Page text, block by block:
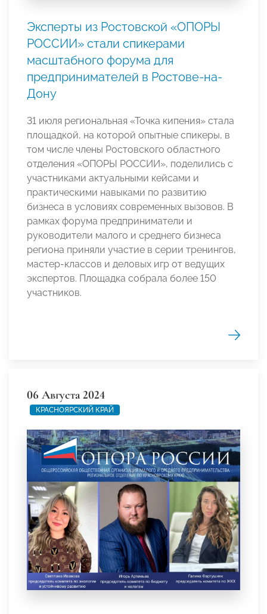
Эксперты из Ростовской «ОПОРЫ
РОССИИ» стали спикерами
масштабного форума для
предпринимателей в Ростове-на-
Дону
31 июля региональная «Точка кипения» стала
площадкой, на которой опытные спикеры, в
том числе члены Ростовского областного
отделения «ОПОРЫ РОССИИ», поделились с
участниками актуальными кейсами и
практическими навыками по развитию
бизнеса в условиях современных вызовов. В
рамках форума предприниматели и
руководители малого и среднего бизнеса
региона приняли участие в серии тренингов,
мастер-классов и деловых игр от ведущих
экспертов. Площадка собрала более 150
участников.
06 Августа 2024
КРАСНОЯРСКИЙ КРАЙ